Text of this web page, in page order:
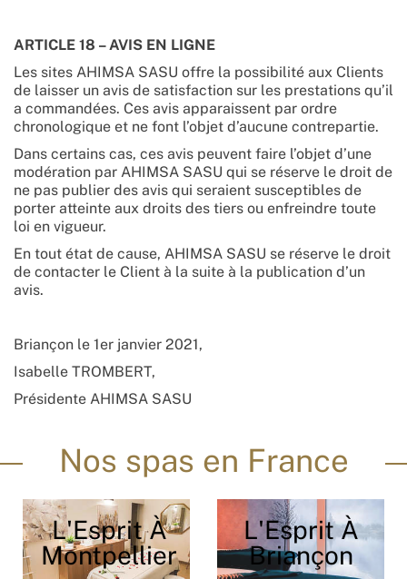
ARTICLE 18 – AVIS EN LIGNE
Les sites AHIMSA SASU offre la possibilité aux Clients
de laisser un avis de satisfaction sur les prestations qu’il
a commandées. Ces avis apparaissent par ordre
chronologique et ne font l’objet d’aucune contrepartie.
Dans certains cas, ces avis peuvent faire l’objet d’une
modération par AHIMSA SASU qui se réserve le droit de
ne pas publier des avis qui seraient susceptibles de
porter atteinte aux droits des tiers ou enfreindre toute
loi en vigueur.
En tout état de cause, AHIMSA SASU se réserve le droit
de contacter le Client à la suite à la publication d’un
avis.
Briançon le 1er janvier 2021,
Isabelle TROMBERT,
Présidente AHIMSA SASU
Nos spas en France
L'Esprit À
Montpellier
L'Esprit À
Briançon